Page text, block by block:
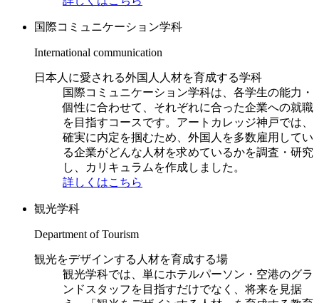
国際コミュニケーション学科
International communication
日本人に愛される外国人人材を育成する学科
国際コミュニケーション学科は、各学生の能力・
個性に合わせて、それぞれに合った企業への就職
を目指すコースです。アートカレッジ神戸では、
確実に内定を掴むため、外国人を多数雇用してい
る企業がどんな人材を求めているかを調査・研究
し、カリキュラムを作成しました。
詳しくはこちら
観光学科
Department of Tourism
観光をデザインする人材を育成する場
観光学科では、単にホテルパーソン・空港のグラ
ンドスタッフを目指すだけでなく、将来を見据